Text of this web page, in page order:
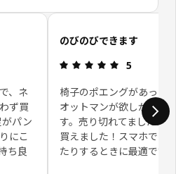
5 星の数
、ネ
ず買
パン
にこ
ち良
のびのびできます
レビュー: 5
5
椅子のポエングがあった
オットマンが欲しかった
す。売り切れてましたが
買えました！スマホでゲ
たりするときに最適です。